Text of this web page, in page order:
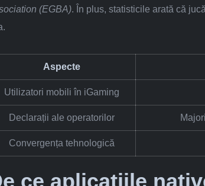
(EGBA). În plus, statisticile arată că
Aspecte
Utilizatori mobili în iGaming
Declarații ale operatorilor
Convergența tehnologică
ce aplicațiile